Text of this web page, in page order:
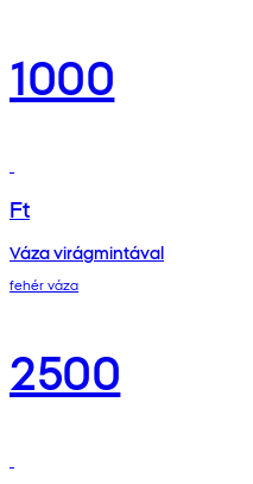
1000
Ft
Váza virágmintával
fehér váza
2500